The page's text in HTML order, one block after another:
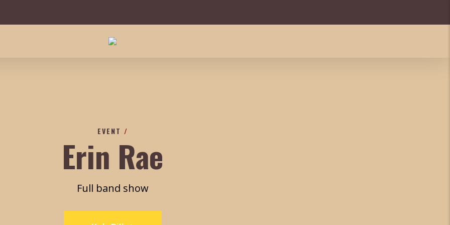
EVENT /
Erin Rae
Full band show